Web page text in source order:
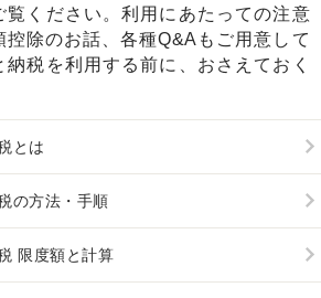
覧ください。利用にあたっての注意
控除のお話、各種Q&Aもご用意して
税を利用する前に、おさえておく
とは
の方法・手順
限度額と計算